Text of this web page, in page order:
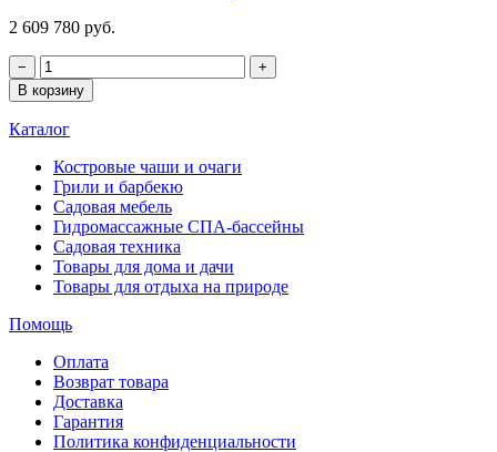
2 609 780 руб.
−
+
В корзину
Каталог
Костровые чаши и очаги
Грили и барбекю
Садовая мебель
Гидромассажные СПА-бассейны
Садовая техника
Товары для дома и дачи
Товары для отдыха на природе
Помощь
Оплата
Возврат товара
Доставка
Гарантия
Политика конфиденциальности